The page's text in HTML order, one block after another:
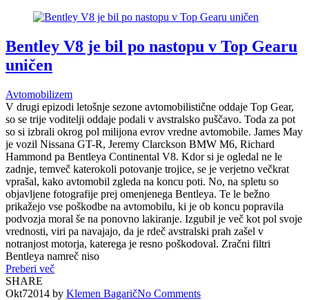
Bentley V8 je bil po nastopu v Top Gearu
uničen
Avtomobilizem
V drugi epizodi letošnje sezone avtomobilistične oddaje Top Gear,
so se trije voditelji oddaje podali v avstralsko puščavo. Toda za pot
so si izbrali okrog pol milijona evrov vredne avtomobile. James May
je vozil Nissana GT-R, Jeremy Clarckson BMW M6, Richard
Hammond pa Bentleya Continental V8. Kdor si je ogledal ne le
zadnje, temveč katerokoli potovanje trojice, se je verjetno večkrat
vprašal, kako avtomobil zgleda na koncu poti. No, na spletu so
objavljene fotografije prej omenjenega Bentleya. Te le bežno
prikažejo vse poškodbe na avtomobilu, ki je ob koncu popravila
podvozja moral še na ponovno lakiranje. Izgubil je več kot pol svoje
vrednosti, viri pa navajajo, da je rdeč avstralski prah zašel v
notranjost motorja, katerega je resno poškodoval. Zračni filtri
Bentleya namreč niso
Preberi več
SHARE
Okt72014 by Klemen BagaričNo Comments